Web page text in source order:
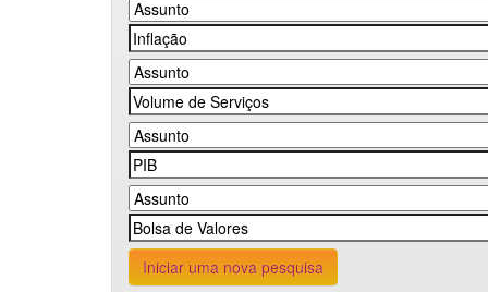
Iniciar uma nova pesquisa